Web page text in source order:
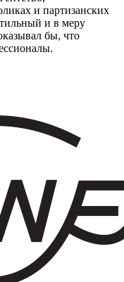
и партизанских
и в меру
бы, что